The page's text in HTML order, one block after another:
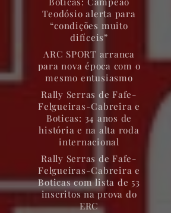
Teodósio alerta para
“condições muito
difíceis”
ARC SPORT arranca
para nova época com o
mesmo entusiasmo
Rally Serras de Fafe-
Felgueiras-Cabreira e
Boticas: 34 anos de
história e na alta roda
internacional
Rally Serras de Fafe-
Felgueiras-Cabreira e
Boticas com lista de 53
inscritos na prova do
ERC